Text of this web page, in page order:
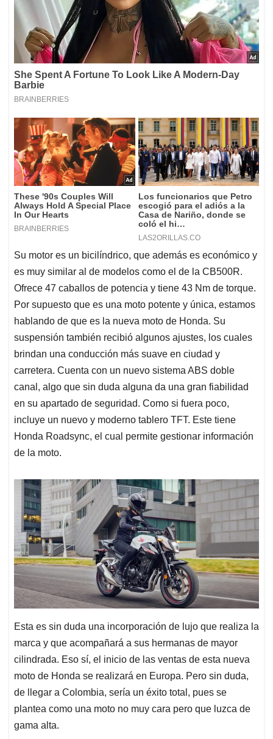
Su motor es un bicilíndrico, que además es económico y
es muy similar al de modelos como el de la CB500R.
Ofrece 47 caballos de potencia y tiene 43 Nm de torque.
Por supuesto que es una moto potente y única, estamos
hablando de que es la nueva moto de Honda. Su
suspensión también recibió algunos ajustes, los cuales
brindan una conducción más suave en ciudad y
carretera. Cuenta con un nuevo sistema ABS doble
canal, algo que sin duda alguna da una gran fiabilidad
en su apartado de seguridad. Como si fuera poco,
incluye un nuevo y moderno tablero TFT. Este tiene
Honda Roadsync, el cual permite gestionar información
de la moto.
Esta es sin duda una incorporación de lujo que realiza la
marca y que acompañará a sus hermanas de mayor
cilindrada. Eso sí, el inicio de las ventas de esta nueva
moto de Honda se realizará en Europa. Pero sin duda,
de llegar a Colombia, sería un éxito total, pues se
plantea como una moto no muy cara pero que luzca de
gama alta.